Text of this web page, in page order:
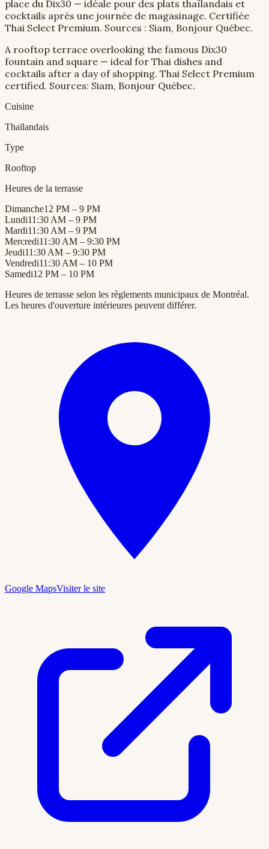
place du Dix30 — idéale pour des plats thaïlandais et
cocktails après une journée de magasinage. Certifiée
Thai Select Premium. Sources : Siam, Bonjour Québec.
A rooftop terrace overlooking the famous Dix30
fountain and square — ideal for Thai dishes and
cocktails after a day of shopping. Thai Select Premium
certified. Sources: Siam, Bonjour Québec.
Cuisine
Thaïlandais
Type
Rooftop
Heures de la terrasse
Dimanche12 PM – 9 PM
Lundi11:30 AM – 9 PM
Mardi11:30 AM – 9 PM
Mercredi11:30 AM – 9:30 PM
Jeudi11:30 AM – 9:30 PM
Vendredi11:30 AM – 10 PM
Samedi12 PM – 10 PM
Heures de terrasse selon les règlements municipaux de Montréal.
Les heures d'ouverture intérieures peuvent différer.
Google MapsVisiter le site